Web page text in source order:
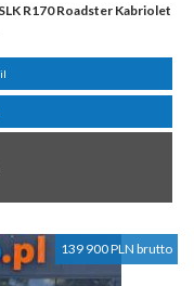
R170 Roadster Kabriolet
139 900 PLN brutto